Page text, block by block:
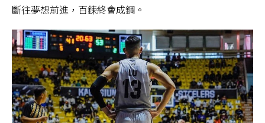
斷往夢想前進，百鍊終會成鋼。